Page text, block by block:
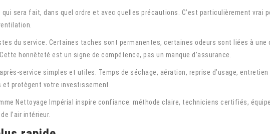
sera fait, dans quel ordre et avec quelles précautions. C’est particulièrement vrai
du service. Certaines taches sont permanentes, certaines odeurs sont liées à une
honnêteté est un signe de compétence, pas un manque d’assurance.
service simples et utiles. Temps de séchage, aération, reprise d’usage,
protègent votre investissement.
Nettoyage Impérial inspire confiance: méthode claire, techniciens certifiés,
l’air intérieur.